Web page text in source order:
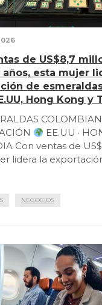
de US$8,7
esta mujer
de
Hong Kong y
EE.UU ·
Con ventas de
lidera la
NEGOCIOS